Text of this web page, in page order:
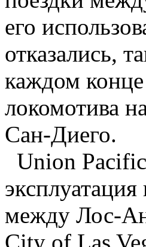
его
отказались,
каждом
локомотива
Сан-Диего.
Union
между Лос-